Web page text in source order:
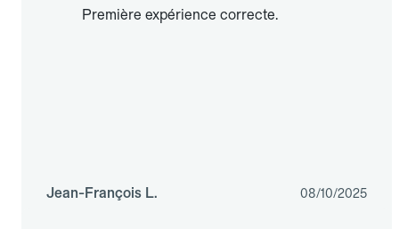
Première expérience correcte.
Jean-François L. 08/10/2025